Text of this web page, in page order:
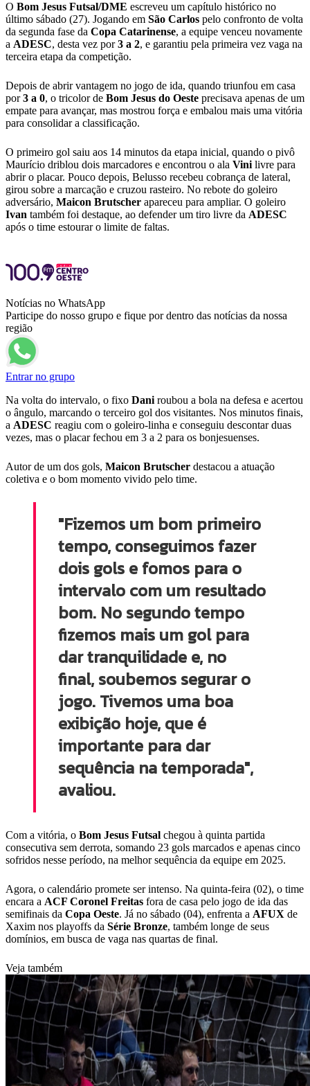
O Bom Jesus Futsal/DME escreveu um capítulo histórico no
último sábado (27). Jogando em São Carlos pelo confronto de volta
da segunda fase da Copa Catarinense, a equipe venceu novamente
a ADESC, desta vez por3 a 2, e garantiu pela primeira vez vaga na
terceira etapa da competição.
Depois de abrir vantagem no jogo de ida, quando triunfou em casa
por3 a 0, o tricolor de Bom Jesus do Oeste precisava apenas de um
empate para avançar, mas mostrou força e embalou mais uma vitória
para consolidar a classificação.
O primeiro gol saiu aos 14 minutos da etapa inicial, quando o pivô
Maurício driblou dois marcadores e encontrou o ala Vini livre para
abrir o placar. Pouco depois, Belusso recebeu cobrança de lateral,
girou sobre a marcação e cruzou rasteiro. No rebote do goleiro
adversário, Maicon Brutscher apareceu para ampliar. O goleiro
Ivan também foi destaque, ao defender um tiro livre da ADESC
após o time estourar o limite de faltas.
Notícias no WhatsApp
Participe do nosso grupo e fique por dentro das notícias da nossa
região
Entrar no grupo
Na volta do intervalo, o fixo Dani roubou a bola na defesa e acertou
o ângulo, marcando o terceiro gol dos visitantes. Nos minutos finais,
a ADESC reagiu com o goleiro-linha e conseguiu descontar duas
vezes, mas o placar fechou em 3 a 2 para os bonjesuenses.
Autor de um dos gols, Maicon Brutscher destacou a atuação
coletiva e o bom momento vivido pelo time.
"Fizemos um bom primeiro
tempo, conseguimos fazer
dois gols e fomos para o
intervalo com um resultado
bom. No segundo tempo
fizemos mais um gol para
dar tranquilidade e, no
final, soubemos segurar o
jogo. Tivemos uma boa
exibição hoje, que é
importante para dar
sequência na temporada",
avaliou.
Com a vitória, o Bom Jesus Futsal chegou à quinta partida
consecutiva sem derrota, somando 23 gols marcados e apenas cinco
sofridos nesse período, na melhor sequência da equipe em 2025.
Agora, o calendário promete ser intenso. Na quinta-feira (02), o time
encara a ACF Coronel Freitas fora de casa pelo jogo de ida das
semifinais da Copa Oeste. Já no sábado (04), enfrenta a AFUX de
Xaxim nos playoffs da Série Bronze, também longe de seus
domínios, em busca de vaga nas quartas de final.
Veja também